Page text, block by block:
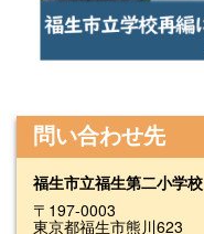
問い合わせ先
福生市立福生第二小学校
〒197-0003
東京都福生市熊川623